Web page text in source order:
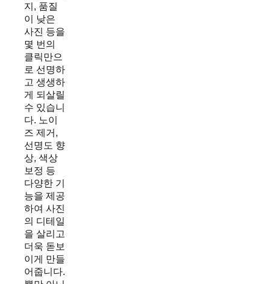
지, 품질
이 낮은
사진 등을
몇 번의
클릭만으
로 선명하
고 생생하
게 되살릴
수 있습니
다. 노이
즈 제거,
선명도 향
상, 색상
보정 등
다양한 기
능을 제공
하여 사진
의 디테일
을 살리고
더욱 돋보
이게 만들
어줍니다.